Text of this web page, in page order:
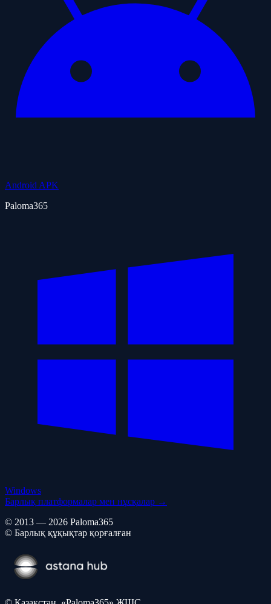
Android APK
Paloma365
Windows
Барлық платформалар мен нұсқалар →
© 2013 — 2026 Paloma365
© Барлық құқықтар қорғалған